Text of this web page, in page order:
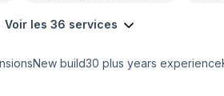
Voir les 36 services
build30 plus years